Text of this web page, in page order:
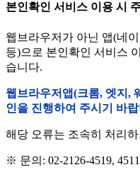
본인확인 서비스 이용 시
웹브라우저가 아닌 앱(네
등)으로 본인확인 서비스
습니다.
웹브라우저앱(크롬, 엣지,
인을 진행하여 주시기 바
해당 오류는 조속히 처리
※ 문의: 02-2126-4519, 4511